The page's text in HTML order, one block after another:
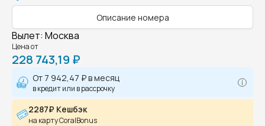
Описание номера
Вылет: Москва
Цена от
228 743,19 ₽
От 7 942,47 ₽в месяц
в кредит или в рассрочку
2287₽ Кешбэк
на карту CoralBonus